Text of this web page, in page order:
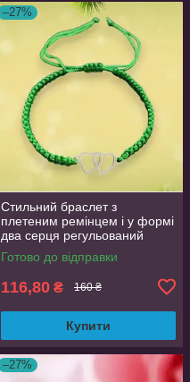
–27%
Стильний браслет з
плетеним ремінцем і у формі
два серця регульований
браслет з нержавіючої сталі
Зелений
Готово до відправки
116,80 ₴ 160 ₴
Купити
–27%